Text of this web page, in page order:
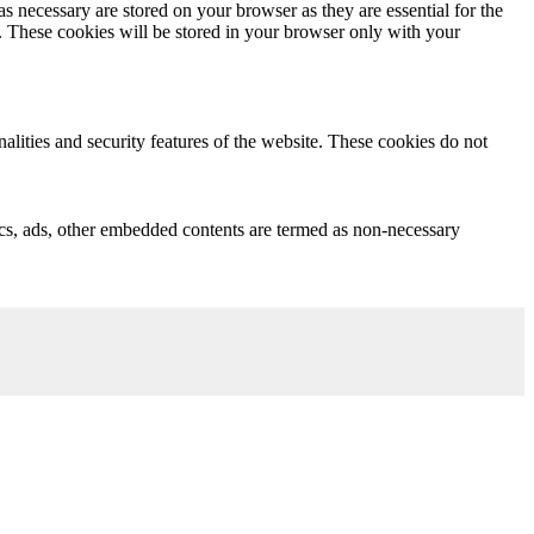
are stored on your browser as they are essential for the
These cookies will be stored in your browser only with your
and security features of the website. These cookies do not
other embedded contents are termed as non-necessary